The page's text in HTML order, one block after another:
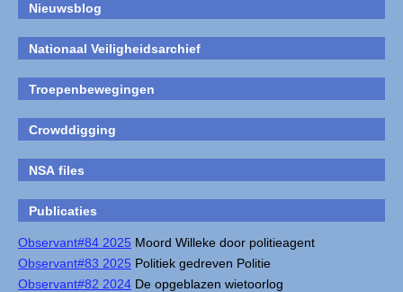
Nieuwsblog
Nationaal Veiligheidsarchief
Troepenbewegingen
Crowddigging
NSA files
Publicaties
Observant#84 2025 Moord Willeke door politieagent
Observant#83 2025 Politiek gedreven Politie
Observant#82 2024 De opgeblazen wietoorlog